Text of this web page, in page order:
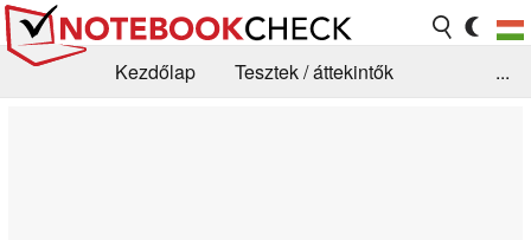
Kezdőlap
Tesztek / áttekintők
...